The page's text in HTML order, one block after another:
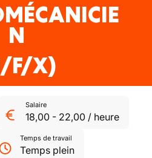
N
F/X)
Salaire
18,00 - 22,00 / heure
Temps de travail
Temps plein